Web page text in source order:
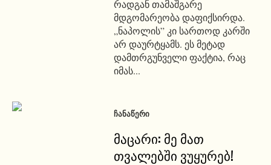
რადგან თამაშგარე
მდგომარეობა დაფიქსირდა.
„ნაპოლის” კი სართოდ კარში
არ დაურტყამს. ეს მეტად
დამთრგუნველი ფაქტია, რაც
იმას...
ᲩᲐᲜᲐᲬᲔᲠᲘ
მაცარი: მე მათ
თვალებში ვუყურებ!